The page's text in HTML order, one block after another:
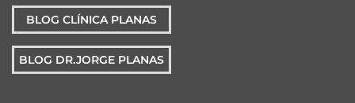
BLOG CLÍNICA PLANAS
BLOG DR.JORGE PLANAS